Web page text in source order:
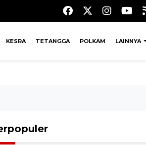
KESRA TETANGGA POLKAM LAINNYA